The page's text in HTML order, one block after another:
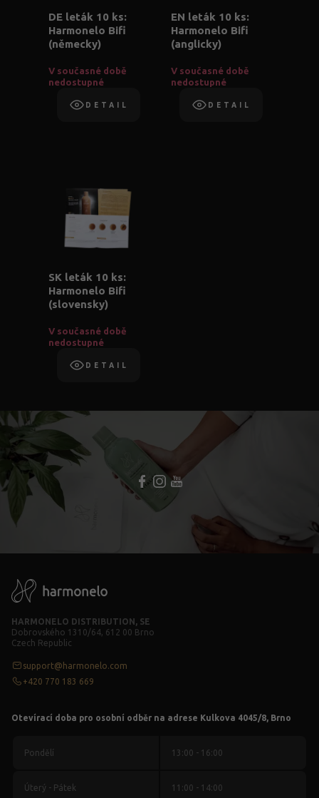
DE leták 10 ks:
Harmonelo Bifi
(německy)
V současné době
nedostupné
DETAIL
EN leták 10 ks:
Harmonelo Bifi
(anglicky)
V současné době
nedostupné
DETAIL
SK leták 10 ks:
Harmonelo Bifi
(slovensky)
V současné době
nedostupné
DETAIL
HARMONELO DISTRIBUTION, SE
Dobrovského 1310/64, 612 00 Brno
Czech Republic
support@harmonelo.com
+420 770 183 669
Otevírací doba pro osobní odběr na adrese Kulkova 4045/8, Brno
Pondělí 13:00 - 16:00
Úterý - Pátek 11:00 - 14:00